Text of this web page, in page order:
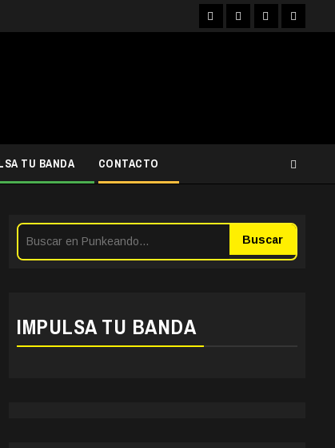
FacebookInstagram
YouTubeTwitter
TU BANDA CONTACTO
Buscar
IMPULSA TU BANDA